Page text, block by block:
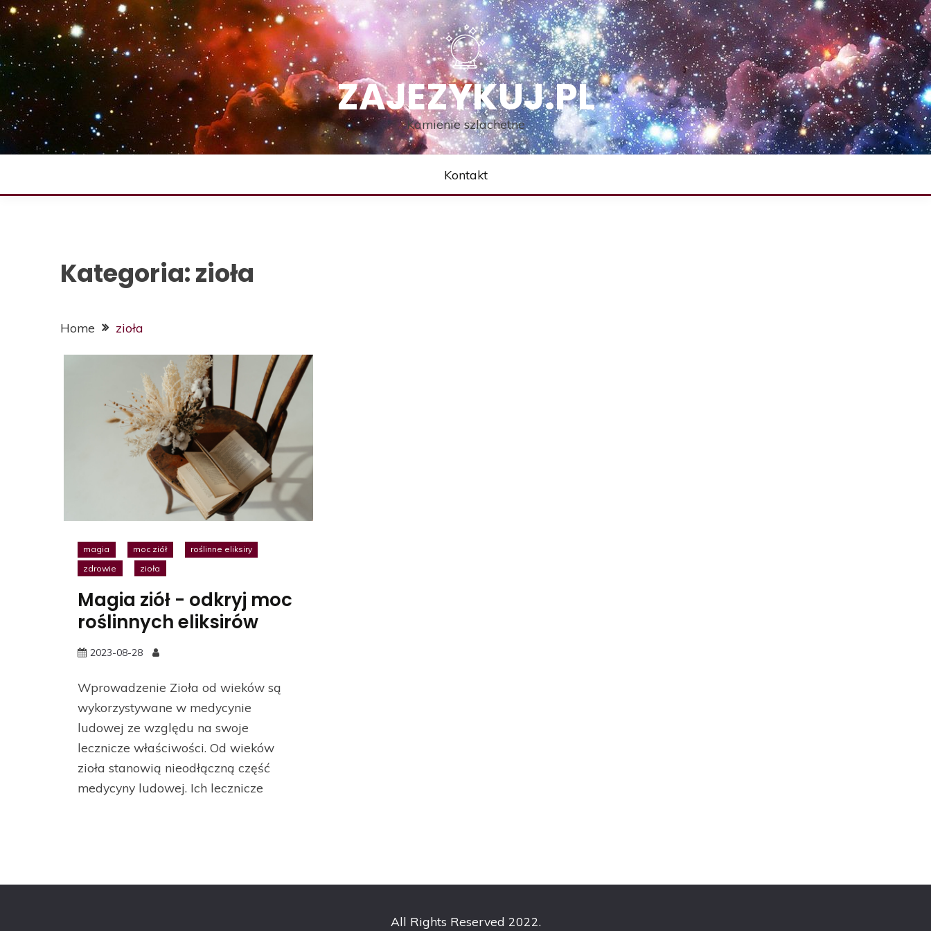
Skip
to
content
ZAJEZYKUJ.PL
Kamienie szlachetne
Kontakt
Kategoria:zioła
Home zioła
magia moc ziół
roślinne eliksiry
zdrowie
zioła
Magia ziół - odkryj moc
roślinnych eliksirów
2023-08-28
Wprowadzenie Zioła od wieków są
wykorzystywane w medycynie
ludowej ze względu na swoje
lecznicze właściwości. Od wieków
zioła stanowią nieodłączną część
medycyny ludowej. Ich lecznicze
All Rights Reserved 2022.